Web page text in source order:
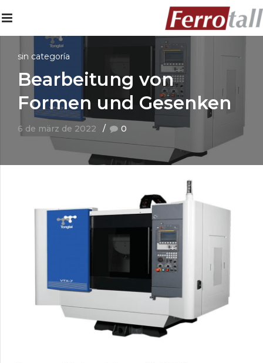
sin categoría
Bearbeitung von
Formen und Gesenken
6 de märz de 2022 0